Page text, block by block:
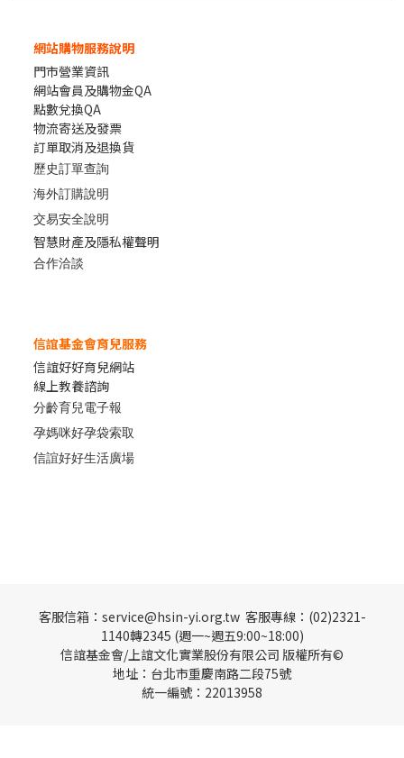
網站購物服務說明
門市營業資訊
網站會員及購物金QA
點數兌換QA
物流寄送及發票
訂單取消及退換貨
歷史訂單查詢
海外訂購說明
交易安全說明
智慧財產及隱私權聲明
合作洽談
信誼基金會育兒服務
信誼好好育兒網站
線上教養諮詢
分齡育兒電子報
孕媽咪好孕袋索取
信誼好好生活廣場
客服信箱：service@hsin-yi.org.tw 客服專線：(02)2321-
1140轉2345 (週一~週五9:00~18:00)
信誼基金會/上誼文化實業股份有限公司 版權所有©
地址：台北市重慶南路二段75號
統一編號：22013958